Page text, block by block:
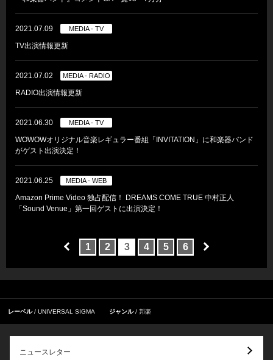
2021.07.09 MEDIA - TV
TV出演情報更新
2021.07.02 MEDIA - RADIO
RADIO出演情報更新
2021.06.30 MEDIA - TV
WOWOWオリジナル音楽レギュラー番組「INVITATION」に和楽器バンド
がゲスト出演決定！
2021.06.25 MEDIA - WEB
Amazon Prime Video 独占配信！ DREAMS COME TRUE 中村正人
「Sound Venue」第一回ゲストに出演決定！
1 2 3 4 5 6
レーベル UNIVERSAL SIGMA ジャンル 邦楽
ニュースレター